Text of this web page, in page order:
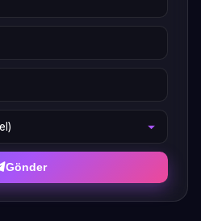
Gönder